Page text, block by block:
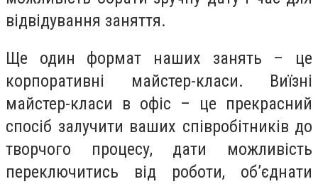
відвідування заняття.
Ще один формат наших занять – це
корпоративні майстер-класи. Виїзні
майстер-класи в офіс – це прекрасний
спосіб залучити ваших співробітників до
творчого процесу, дати можливість
переключитись від роботи, об’єднати